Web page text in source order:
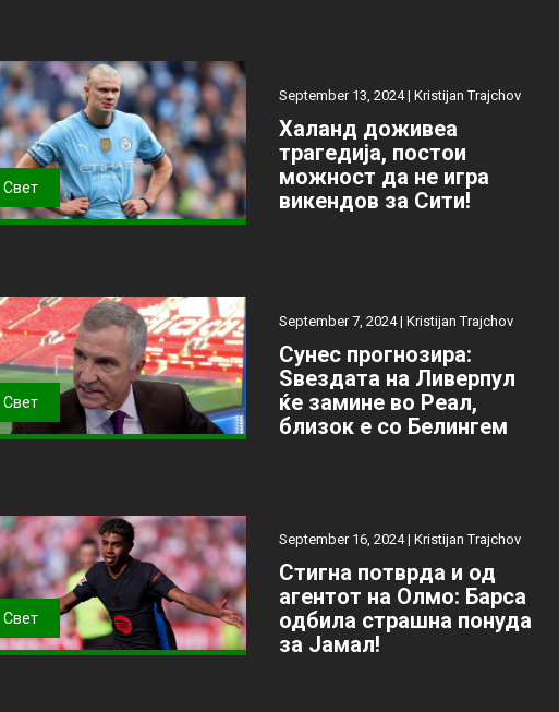
Свет
September 13, 2024 | Kristijan Trajchov
Халанд доживеа
трагедија, постои
можност да не игра
викендов за Сити!
Свет
September 7, 2024 | Kristijan Trajchov
Сунес прогнозира:
Ѕвездата на Ливерпул
ќе замине во Реал,
близок е со Белингем
Свет
September 16, 2024 | Kristijan Trajchov
Стигна потврда и од
агентот на Олмо: Барса
одбила страшна понуда
за Јамал!